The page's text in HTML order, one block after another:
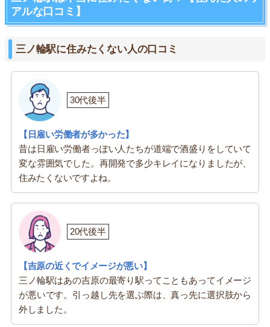
アルな口コミ】
三ノ輪駅に住みたくない人の口コミ
30代後半
【日雇い労働者が多かった】
昔は日雇い労働者っぽい人たちが道端で酒盛りをしていて
変な雰囲気でした。再開発で多少キレイになりましたが、
住みたくないですよね。
20代後半
【吉原の近くでイメージが悪い】
三ノ輪駅はあの吉原の最寄り駅ってこともあってイメージ
が悪いです。引っ越し先を選ぶ際は、真っ先に選択肢から
外しました。